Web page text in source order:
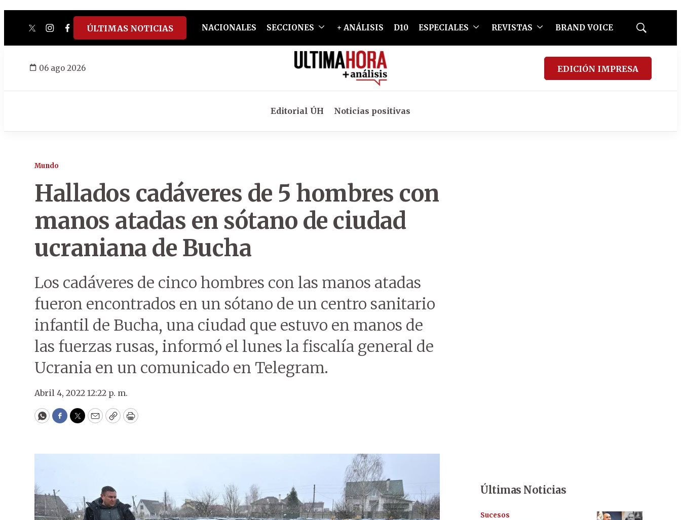
twitterinstagram
facebook
tiktokyoutube
spotify
ÚLTIMAS NOTICIAS NACIONALES SECCIONES + ANÁLISIS D10 ESPECIALES REVISTAS BRAND VOICE
Mostrar
06 ago 2026 EDICIÓN IMPRESA
Editorial ÚH Noticias positivas
Mundo
Hallados cadáveres de 5 hombres con
manos atadas en sótano de ciudad
ucraniana de Bucha
Los cadáveres de cinco hombres con las manos atadas
fueron encontrados en un sótano de un centro sanitario
infantil de Bucha, una ciudad que estuvo en manos de
las fuerzas rusas, informó el lunes la fiscalía general de
Ucrania en un comunicado en Telegram.
Abril 4, 2022 12:22 p. m.
WhatsApp
Facebook
Twitter
EmailCopyPrint
Últimas Noticias
Sucesos